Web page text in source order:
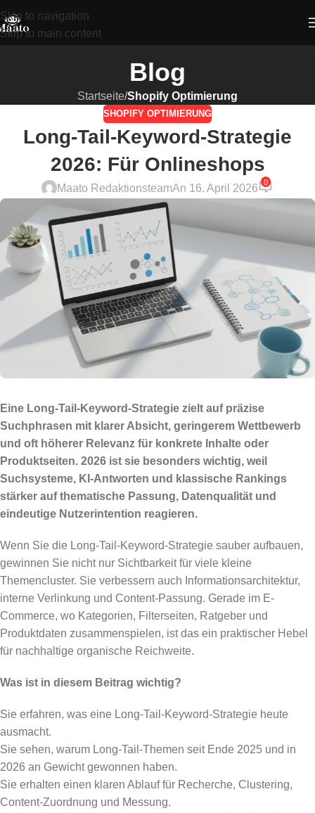
Skip to navigation
Skip to main content
Blog
Startseite/Shopify Optimierung
SHOPIFY OPTIMIERUNG
Long-Tail-Keyword-Strategie
2026: Für Onlineshops
Maato RedaktionsteamAn 16. April 2026
0
Eine Long-Tail-Keyword-Strategie zielt auf präzise
Suchphrasen mit klarer Absicht, geringerem Wettbewerb
und oft höherer Relevanz für konkrete Inhalte oder
Produktseiten. 2026 ist sie besonders wichtig, weil
Suchsysteme, KI-Antworten und klassische Rankings
stärker auf thematische Passung, Datenqualität und
eindeutige Nutzerintention reagieren.
Wenn Sie die Long-Tail-Keyword-Strategie sauber aufbauen,
gewinnen Sie nicht nur Sichtbarkeit für viele kleine
Themencluster. Sie verbessern auch Informationsarchitektur,
interne Verlinkung und Content-Passung. Gerade im E-
Commerce, wo Kategorien, Filterseiten, Ratgeber und
Produktdaten zusammenspielen, ist das ein praktischer Hebel
für nachhaltige organische Reichweite.
Was ist in diesem Beitrag wichtig?
Sie erfahren, was eine Long-Tail-Keyword-Strategie heute
ausmacht.
Sie sehen, warum Long-Tail-Themen seit Ende 2025 und in
2026 an Gewicht gewonnen haben.
Sie erhalten einen klaren Ablauf für Recherche, Clustering,
Content-Zuordnung und Messung.